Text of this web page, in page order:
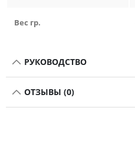
Вес гр.
РУКОВОДСТВО
ОТЗЫВЫ (0)